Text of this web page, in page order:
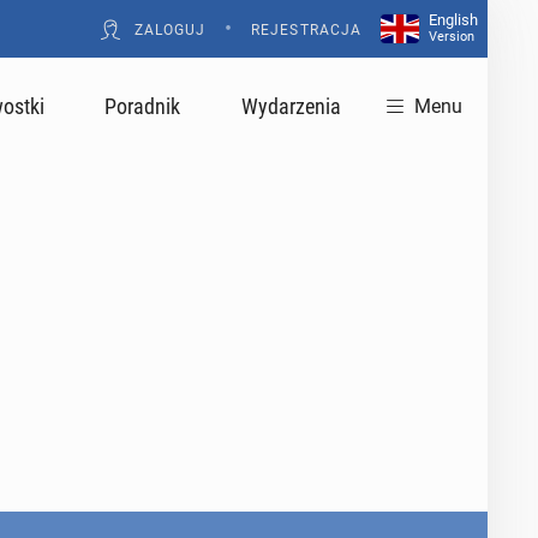
ZALOGUJ • REJESTRACJA
English
Version
Poradnik Wydarzenia Menu